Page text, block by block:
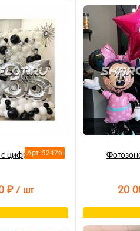
В
Купить в
В
В наличии
Арт: 52426
с цифрами
₽ / шт 20
В